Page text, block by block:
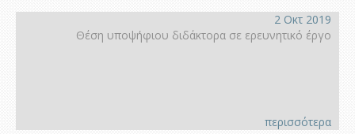
2 Οκτ 2019
Θέση υποψήφιου διδάκτορα σε ερευνητικό έργο
περισσότερα